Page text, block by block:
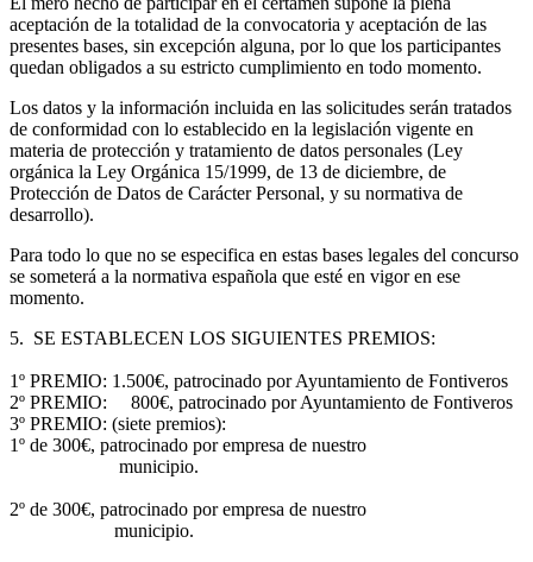
aceptación de la totalidad de la convocatoria y aceptación de las
presentes bases, sin excepción alguna, por lo que los participantes
quedan obligados a su estricto cumplimiento en todo momento.
Los datos y la información incluida en las solicitudes serán tratados
de conformidad con lo establecido en la legislación vigente en
materia de protección y tratamiento de datos personales (Ley
orgánica la Ley Orgánica 15/1999, de 13 de diciembre, de
Protección de Datos de Carácter Personal, y su normativa de
desarrollo).
Para todo lo que no se especifica en estas bases legales del concurso
se someterá a la normativa española que esté en vigor en ese
momento.
5. SE ESTABLECEN LOS SIGUIENTES PREMIOS:
1º PREMIO: 1.500€, patrocinado por Ayuntamiento de Fontiveros
2º PREMIO: 800€, patrocinado por Ayuntamiento de Fontiveros
3º PREMIO: (siete premios):
1º de 300€, patrocinado por empresa de nuestro
municipio.
2º de 300€, patrocinado por empresa de nuestro
municipio.